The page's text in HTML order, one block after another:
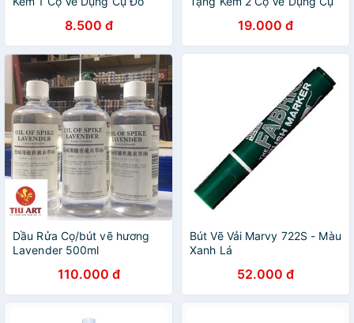
8.500 đ 19.000 đ
Dầu Rửa Cọ/bút vẽ hương
Lavender 500ml
110.000 đ
Bút Vẽ Vải Marvy 722S - Màu
Xanh Lá
52.000 đ